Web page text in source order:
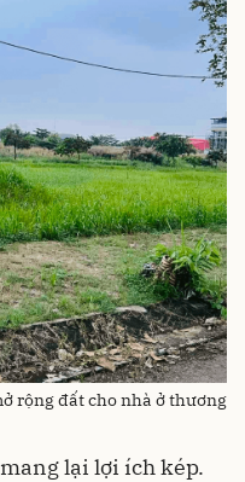
rộng đất cho nhà ở thương
lại lợi ích kép.